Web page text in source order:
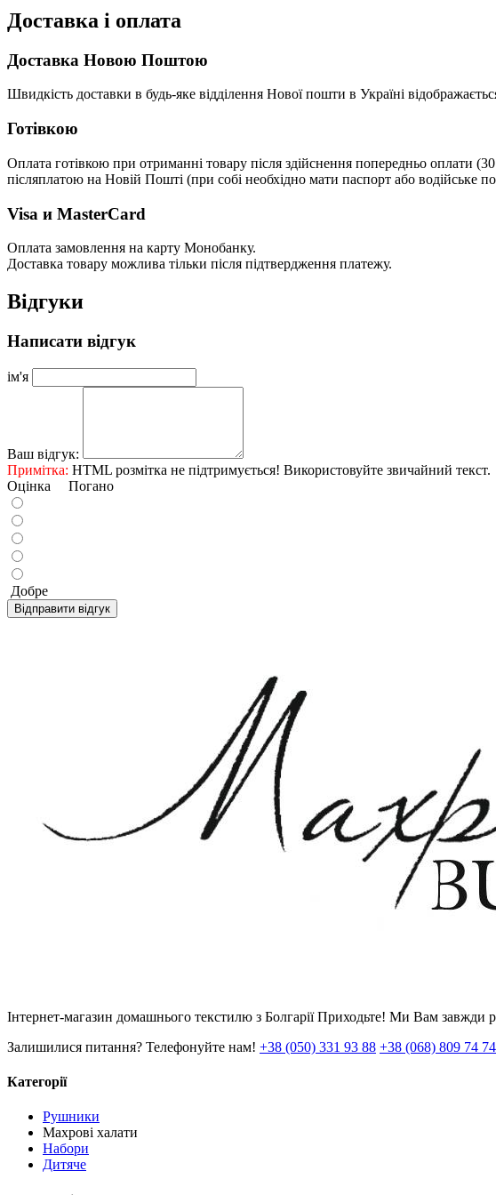
Доставка і оплата
Доставка Новою Поштою
Швидкість доставки в будь-яке відділення Нової пошти в Україні
Готівкою
Оплата готівкою при отриманні товару після здійснення попередньо оплати
післяплатою на Новій Пошті (при собі необхідно мати паспорт або водійське
Visa и MasterCard
Оплата замовлення на карту Монобанку.
Доставка товару можлива тільки після підтвердження платежу.
Відгуки
Написати відгук
ім'я
Ваш відгук:
Примітка: HTML розмітка не підтримується! Використовуйте звичайний текст.
Оцінка Погано
Добре
Відправити відгук
Інтернет-магазин домашнього текстилю з Болгарії Приходьте! Ми Вам завжди
Залишилися питання? Телефонуйте нам! +38 (050) 331 93 88 +38 (068) 809 74 74
Категорії
Рушники
Махрові халати
Набори
Дитяче